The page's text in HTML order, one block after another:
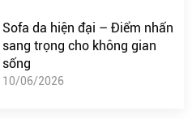
Sofa da hiện đại – Điểm nhấn
sang trọng cho không gian
sống
10/06/2026